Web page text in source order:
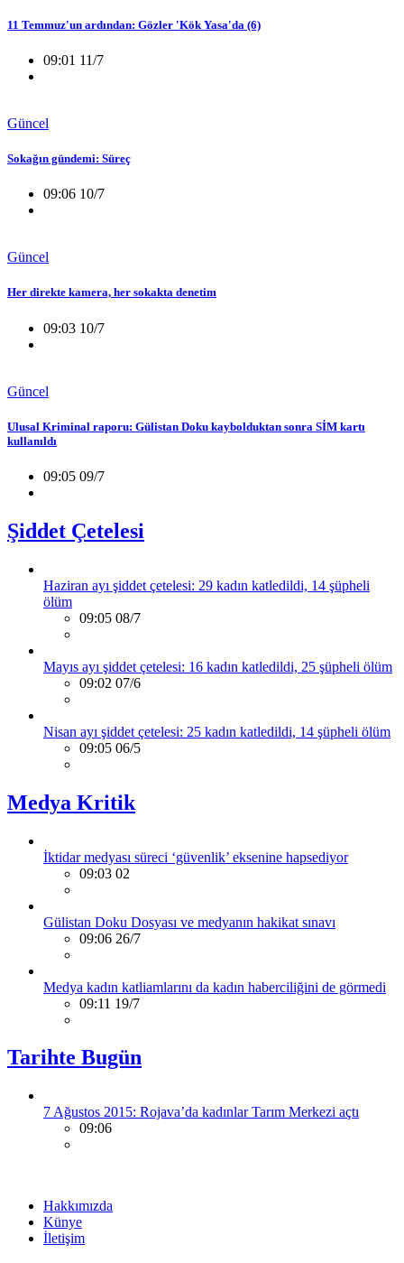
11 Temmuz'un ardından: Gözler 'Kök Yasa'da (6)
09:01 11/7
Güncel
Sokağın gündemi: Süreç
09:06 10/7
Güncel
Her direkte kamera, her sokakta denetim
09:03 10/7
Güncel
Ulusal Kriminal raporu: Gülistan Doku kaybolduktan sonra SİM kartı
kullanıldı
09:05 09/7
Şiddet Çetelesi
Haziran ayı şiddet çetelesi: 29 kadın katledildi, 14 şüpheli
ölüm
09:05 08/7
Mayıs ayı şiddet çetelesi: 16 kadın katledildi, 25 şüpheli ölüm
09:02 07/6
Nisan ayı şiddet çetelesi: 25 kadın katledildi, 14 şüpheli ölüm
09:05 06/5
Medya Kritik
İktidar medyası süreci ‘güvenlik’ eksenine hapsediyor
09:03 02
Gülistan Doku Dosyası ve medyanın hakikat sınavı
09:06 26/7
Medya kadın katliamlarını da kadın haberciliğini de görmedi
09:11 19/7
Tarihte Bugün
7 Ağustos 2015: Rojava’da kadınlar Tarım Merkezi açtı
09:06
Hakkımızda
Künye
İletişim